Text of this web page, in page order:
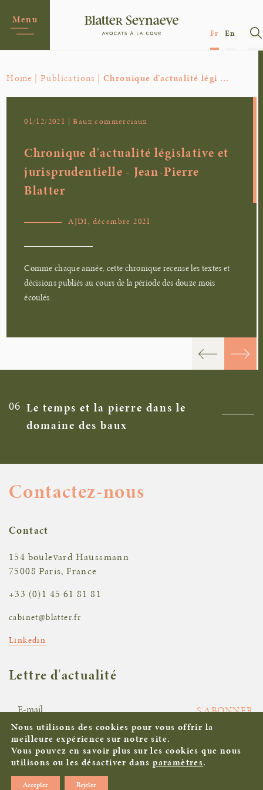
Menu
Fr En
Home | Publications | Chronique d’actualité légi …
01/12/2021 | Baux commerciaux
Chronique d'actualité législative et
jurisprudentielle - Jean-Pierre
Blatter
AJDI, décembre 2021
Comme chaque année, cette chronique recense les textes et
décisions publiés au cours de la période des douze mois
écoulés.
06 Le temps et la pierre dans le
domaine des baux
Contactez-nous
Contact
154 boulevard Haussmann
75008 Paris, France
+33 (0)1 45 61 81 81
cabinet@blatter.fr
Linkedin
Lettre d'actualité
S'ABONNER
Mentions légales
©Blatter Seynaeve 2026. All rights reserved |
Nous utilisons des cookies pour vous offrir la
meilleure expérience sur notre site.
Vous pouvez en savoir plus sur les cookies que nous
utilisons ou les désactiver dansparamètres.
Accepter Rejeter